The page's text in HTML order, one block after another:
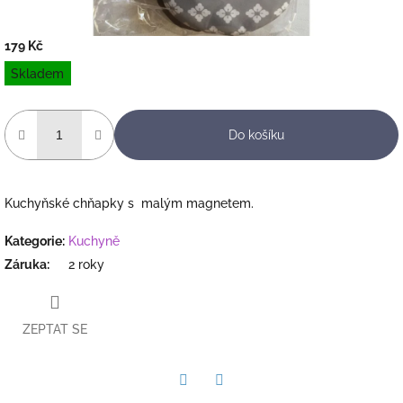
179 Kč
Měrná
cena:
Skladem
Do košíku
Kuchyňské chňapky s malým magnetem.
Kategorie: Kuchyně
Záruka: 2 roky
ZEPTAT SE